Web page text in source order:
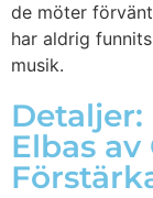
de möter
har aldrig
musik.
Detaljer:
Elbas av